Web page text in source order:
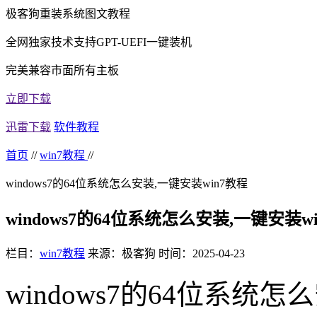
极客狗重装系统图文教程
全网独家技术支持GPT-UEFI一键装机
完美兼容市面所有主板
立即下载
迅雷下载 软件教程
首页 // win7教程 //
windows7的64位系统怎么安装,一键安装win7教程
windows7的64位系统怎么安装,一键安装
栏目： win7教程 来源：极客狗 时间：2025-04-23
windows7的64位系统怎